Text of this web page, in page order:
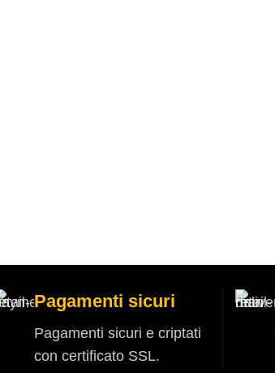
Pagamenti sicuri
Pagamenti sicuri e criptati
con certificato SSL.